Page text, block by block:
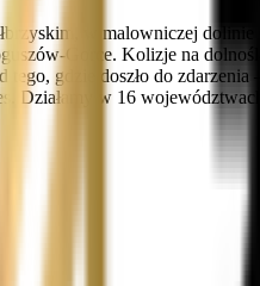
w malowniczej
Gorce. Kolizje na
tego, gdzie doszło do
Działamy w 16